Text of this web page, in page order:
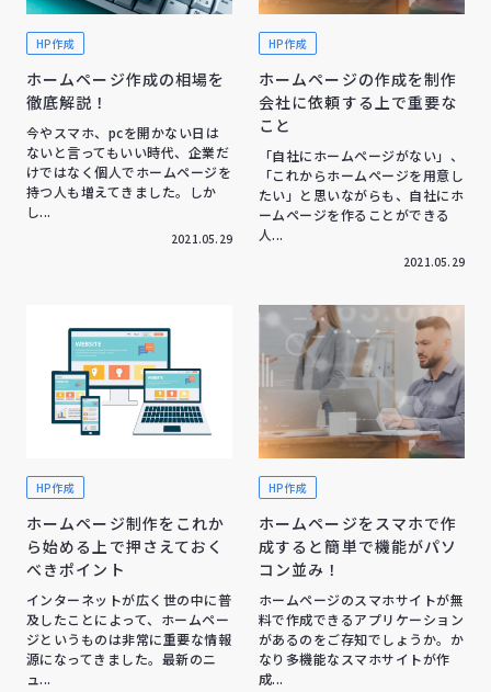
HP作成
ホームページ作成の相場を
徹底解説！
今やスマホ、pcを開かない日は
ないと言ってもいい時代、企業だ
けではなく個人でホームページを
持つ人も増えてきました。しか
し...
2021.05.29
HP作成
ホームページの作成を制作
会社に依頼する上で重要な
こと
「自社にホームページがない」、
「これからホームページを用意し
たい」と思いながらも、自社にホ
ームページを作ることができる
人...
2021.05.29
HP作成
ホームページ制作をこれか
ら始める上で押さえておく
べきポイント
インターネットが広く世の中に普
及したことによって、ホームペー
ジというものは非常に重要な情報
源になってきました。最新のニ
ュ...
HP作成
ホームページをスマホで作
成すると簡単で機能がパソ
コン並み！
ホームページのスマホサイトが無
料で作成できるアプリケーション
があるのをご存知でしょうか。か
なり多機能なスマホサイトが作
成...